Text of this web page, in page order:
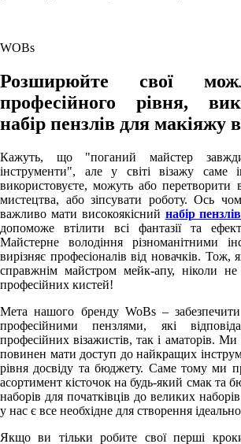
WOBs
Розширюйте свої
професійного рівня,
набір пензлів для макіяжу
Кажуть, що "поганий майстер
інструменти", але у світі візажу саме
використовуєте, можуть або перетворити
мистецтва, або зіпсувати роботу. Ось
важливо мати високоякісний набір
допоможе втілити всі фантазії та
Майстерне володіння різноманітними
вирізняє професіоналів від новачків. Тож,
справжнім майстром мейк-апу, ніколи
професійних кистей!
Мета нашого бренду WoBs –
професійними пензлями, які
професійних візажистів, так і аматорів.
повинен мати доступ до найкращих
рівня досвіду та бюджету. Саме тому ми
асортимент кісточок на будь-який смак та
наборів для початківців до великих
у нас є все необхідне для створення
Якщо ви тільки робите свої перші